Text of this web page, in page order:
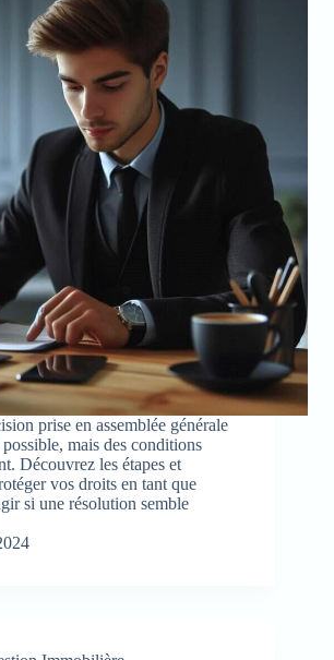
prise en assemblée générale
mais des conditions
Découvrez les étapes et
vos droits en tant que
si une résolution semble